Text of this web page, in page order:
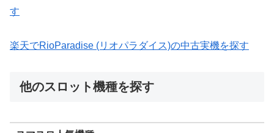
す
楽天でRioParadise (リオパラダイス)の中古実機を探す
他のスロット機種を探す